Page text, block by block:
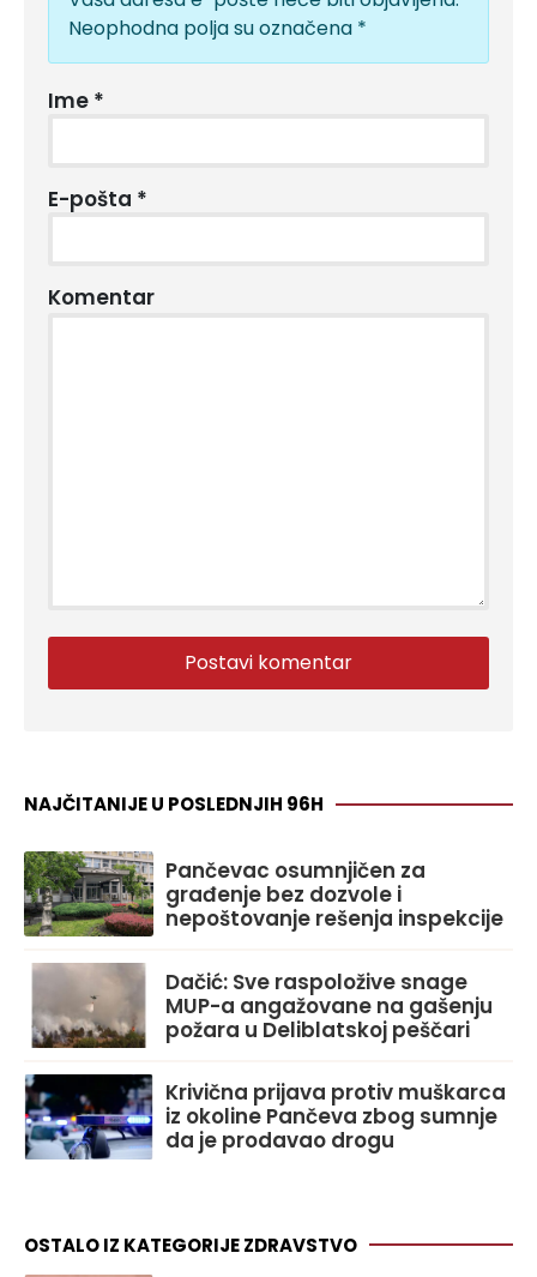
Neophodna polja su označena *
Ime *
E-pošta *
Komentar
NAJČITANIJE U POSLEDNJIH 96H
Pančevac osumnjičen za
građenje bez dozvole i
nepoštovanje rešenja inspekcije
Dačić: Sve raspoložive snage
MUP-a angažovane na gašenju
požara u Deliblatskoj peščari
Krivična prijava protiv muškarca
iz okoline Pančeva zbog sumnje
da je prodavao drogu
OSTALO IZ KATEGORIJE ZDRAVSTVO